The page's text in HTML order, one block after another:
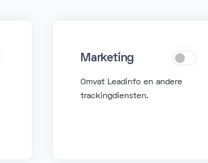
Marketing
Omvat Leadinfo en andere
trackingdiensten.
Veldkant 10, 2550
BIPT: 3767
BTW BE 0627 815 078